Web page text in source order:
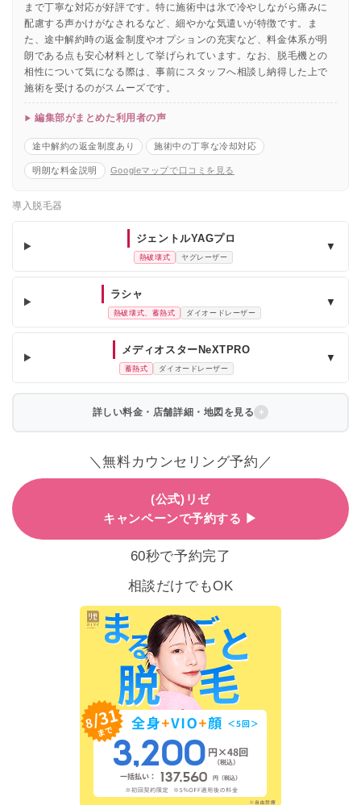
まで丁寧な対応が好評です。特に施術中は氷で冷やしながら痛みに
配慮する声かけがなされるなど、細やかな気遣いが特徴です。ま
た、途中解約時の返金制度やオプションの充実など、料金体系が明
朗である点も安心材料として挙げられています。なお、脱毛機との
相性について気になる際は、事前にスタッフへ相談し納得した上で
施術を受けるのがスムーズです。
編集部がまとめた利用者の声
途中解約の返金制度あり 施術中の丁寧な冷却対応
明朗な料金説明 Googleマップで口コミを見る
導入脱毛器
ジェントルYAGプロ
熱破壊式 ヤグレーザー
▼
ラシャ
熱破壊式、蓄熱式 ダイオードレーザー
▼
メディオスターNeXTPRO
蓄熱式 ダイオードレーザー
▼
詳しい料金・店舗詳細・地図を見る
＼無料カウンセリング予約／
(公式)リゼ
キャンペーンで予約する ▶
60秒で予約完了
相談だけでもOK